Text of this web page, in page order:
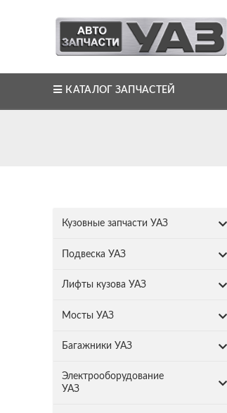
КАТАЛОГ ЗАПЧАСТЕЙ
Кузовные запчасти УАЗ
Подвеска УАЗ
Лифты кузова УАЗ
Мосты УАЗ
Багажники УАЗ
Электрооборудование
УАЗ